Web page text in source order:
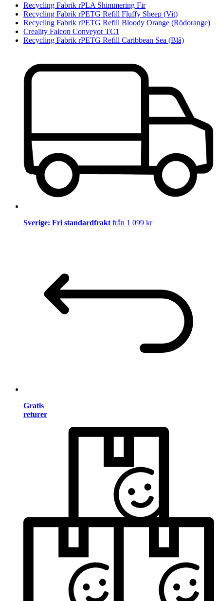
Recycling Fabrik rPLA Shimmering Fir
Recycling Fabrik rPETG Refill Fluffy Sheep (Vit)
Recycling Fabrik rPETG Refill Bloody Orange (Rödorange)
Creality Falcon Conveyor TC1
Recycling Fabrik rPETG Refill Caribbean Sea (Blå)
Sverige: Fri standardfrakt från 1 099 kr
Gratis
returer